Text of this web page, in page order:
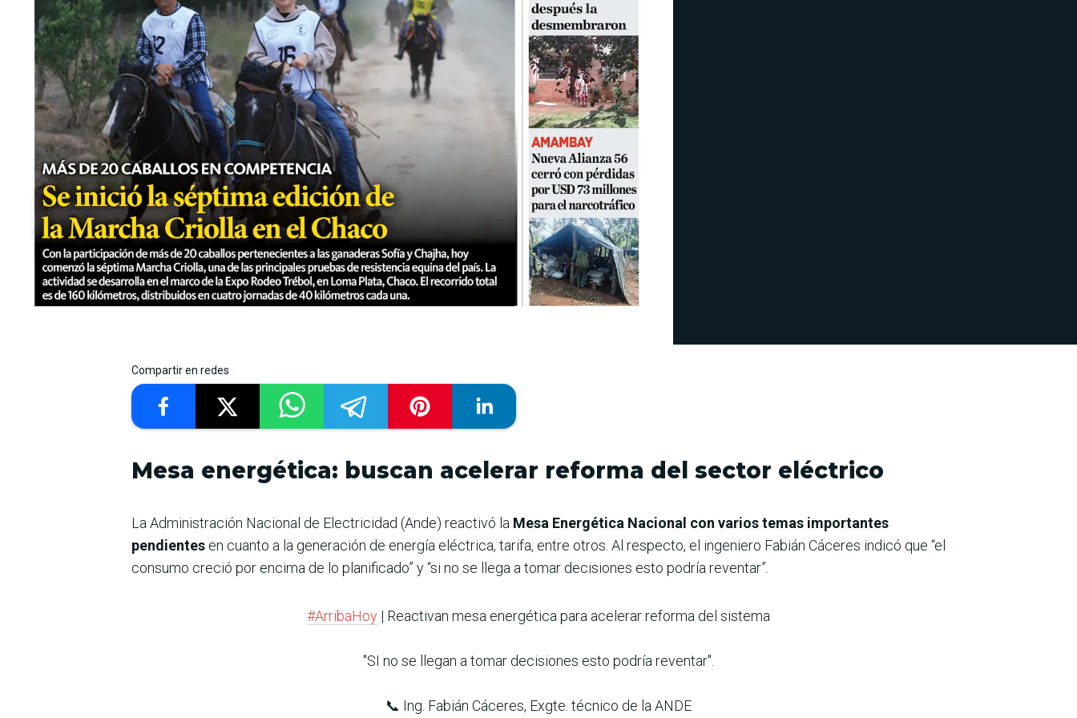
Compartir en redes
Mesa energética: buscan acelerar reforma del sector eléctrico
La Administración Nacional de Electricidad (Ande) reactivó la Mesa Energética Nacional con varios temas importantes
pendientes en cuanto a la generación de energía eléctrica, tarifa, entre otros. Al respecto, el ingeniero Fabián Cáceres indicó que “el
consumo creció por encima de lo planificado” y “si no se llega a tomar decisiones esto podría reventar”.
#ArribaHoy | Reactivan mesa energética para acelerar reforma del sistema
"SI no se llegan a tomar decisiones esto podría reventar".
📞 Ing. Fabián Cáceres, Exgte. técnico de la ANDE